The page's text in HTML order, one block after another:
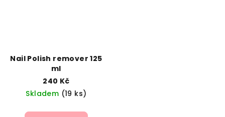
Nail Polish remover 125
ml
240 Kč
Skladem (19 ks)